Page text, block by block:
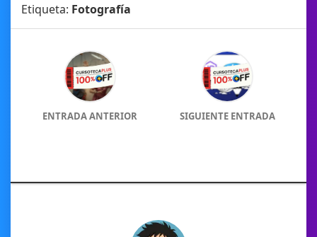
Etiqueta: Fotografía
ENTRADA ANTERIOR SIGUIENTE ENTRADA